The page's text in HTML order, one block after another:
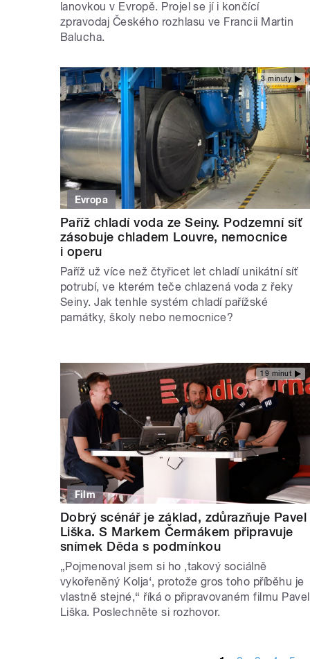
lanovkou v Evropě. Projel se jí i končící
zpravodaj Českého rozhlasu ve Francii Martin
Balucha.
3 minuty
Evropa
Paříž chladí voda ze Seiny. Podzemní síť
zásobuje chladem Louvre, nemocnice
i operu
Paříž už více než čtyřicet let chladí unikátní síť
potrubí, ve kterém teče chlazená voda z řeky
Seiny. Jak tenhle systém chladí pařížské
památky, školy nebo nemocnice?
19 minut
Film
Dobrý scénář je základ, zdůrazňuje Pavel
Liška. S Markem Čermákem připravuje
snímek Děda s podmínkou
„Pojmenoval jsem si ho ‚takový sociálně
vykořeněný Kolja‘, protože gros toho příběhu je
vlastně stejné,“ říká o připravovaném filmu Pavel
Liška. Poslechněte si rozhovor.